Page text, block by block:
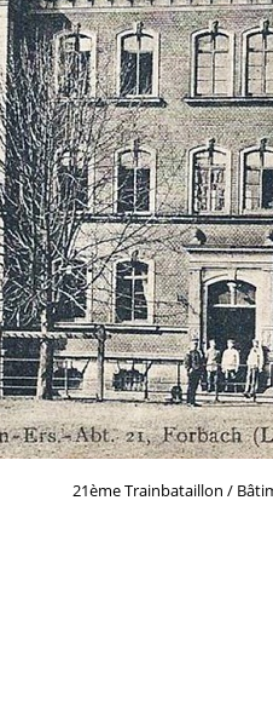
21ème Trainbataillon /